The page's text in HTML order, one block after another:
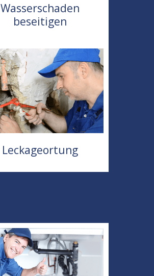
Wasserschaden
beseitigen
Leckageortung